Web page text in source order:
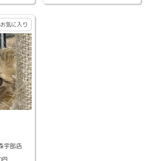
お気に入り
宇部店